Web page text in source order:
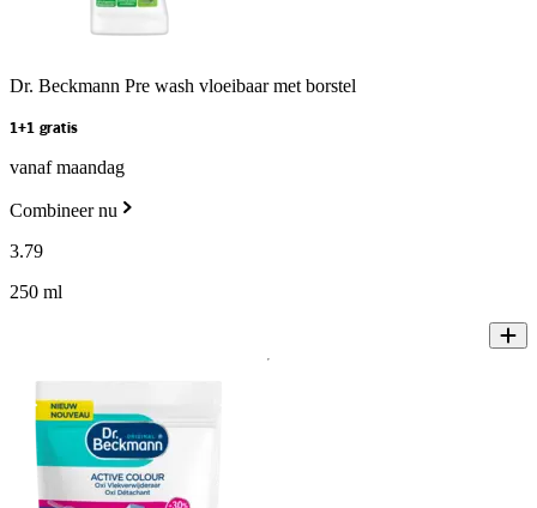
Dr. Beckmann Pre wash vloeibaar met borstel
1+1 gratis
vanaf maandag
Combineer nu
3.79
250 ml